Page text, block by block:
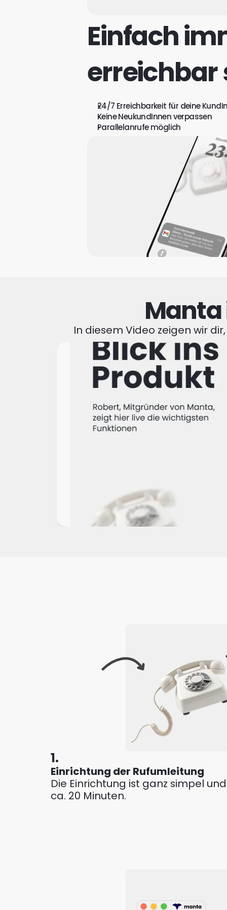
Einfach
erreichbar
24/7 Erreichbarkeit für deine
Keine NeukundInnen verpassen
Parallelanrufe möglich
In diesem Video zeigen wir
1.
Einrichtung der Rufumleitung
Die Einrichtung ist ganz simpel
ca. 20 Minuten.